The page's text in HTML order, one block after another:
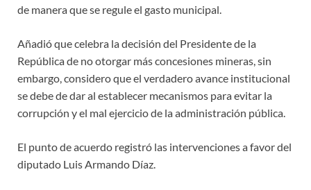
de manera que se regule el gasto municipal.
Añadió que celebra la decisión del Presidente de la
República de no otorgar más concesiones mineras, sin
embargo, considero que el verdadero avance institucional
se debe de dar al establecer mecanismos para evitar la
corrupción y el mal ejercicio de la administración pública.
El punto de acuerdo registró las intervenciones a favor del
diputado Luis Armando Díaz.